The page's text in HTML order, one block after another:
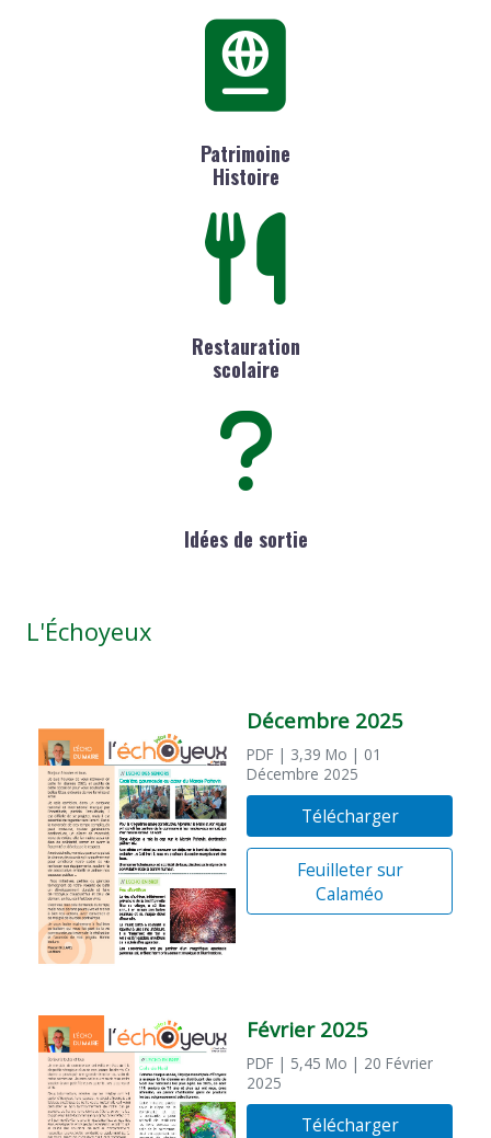
Patrimoine
Histoire
Restauration
scolaire
Idées de sortie
L'Échoyeux
Décembre 2025
PDF | 3,39 Mo | 01
Décembre 2025
Télécharger
Feuilleter sur
Calaméo
Février 2025
PDF | 5,45 Mo | 20 Février
2025
Télécharger